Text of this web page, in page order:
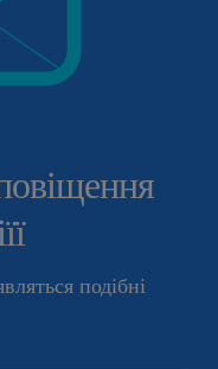
подібні